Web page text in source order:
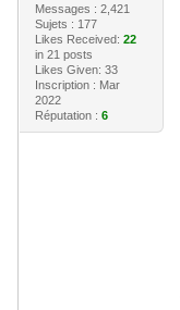
Messages : 2,421
Sujets : 177
Likes Received: 22
in 21 posts
Likes Given: 33
Inscription : Mar
2022
Réputation : 6